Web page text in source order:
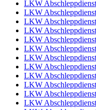
LKW
LKW
LKW
LKW
LKW
LKW
LKW
LKW
LKW
LKW
LKW
LKW